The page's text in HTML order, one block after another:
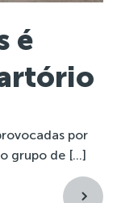
é
por
grupo de […]